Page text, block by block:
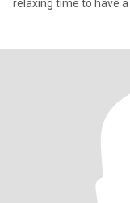
relaxing time to have